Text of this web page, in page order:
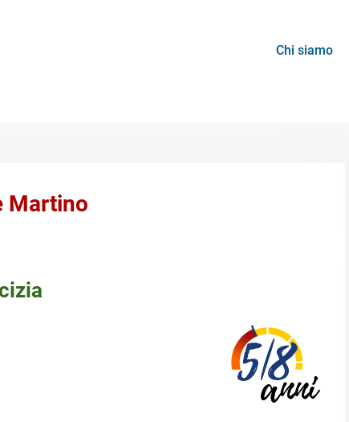
Chi siamo
Martino